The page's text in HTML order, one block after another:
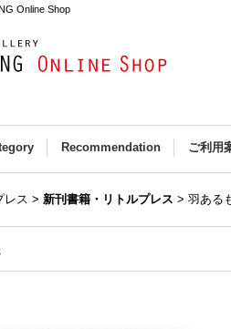
Online Shop
Recommendation ご利用
レス > 新刊書籍・リトルプレス > 羽ある